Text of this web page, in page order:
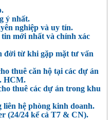
ý nhất.
nghiệp và uy tín.
mới nhất và chính xác
đời từ khi gặp mặt tư vấn
thuê căn hộ tại các dự án
HCM.
thuê các dự án trong khu
hệ phòng kinh doanh.
(24/24 kể cả T7 & CN).